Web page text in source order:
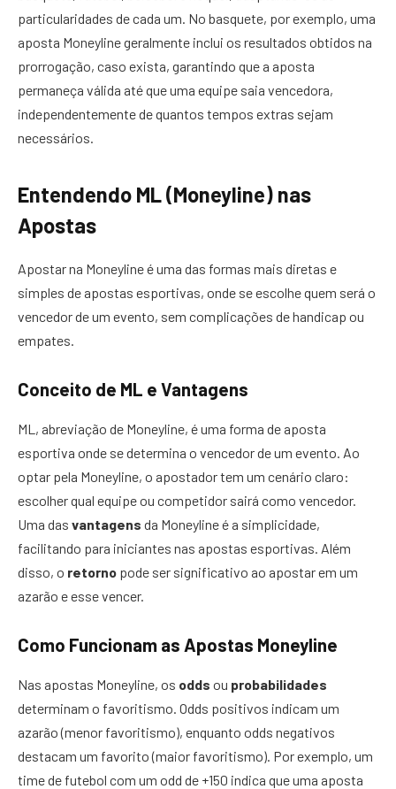
particularidades de cada um. No basquete, por exemplo, uma
aposta Moneyline geralmente inclui os resultados obtidos na
prorrogação, caso exista, garantindo que a aposta
permaneça válida até que uma equipe saia vencedora,
independentemente de quantos tempos extras sejam
necessários.
Entendendo ML (Moneyline) nas
Apostas
Apostar na Moneyline é uma das formas mais diretas e
simples de apostas esportivas, onde se escolhe quem será o
vencedor de um evento, sem complicações de handicap ou
empates.
Conceito de ML e Vantagens
ML, abreviação de Moneyline, é uma forma de aposta
esportiva onde se determina o vencedor de um evento. Ao
optar pela Moneyline, o apostador tem um cenário claro:
escolher qual equipe ou competidor sairá como vencedor.
Uma das vantagens da Moneyline é a simplicidade,
facilitando para iniciantes nas apostas esportivas. Além
disso, o retorno pode ser significativo ao apostar em um
azarão e esse vencer.
Como Funcionam as Apostas Moneyline
Nas apostas Moneyline, os odds ou probabilidades
determinam o favoritismo. Odds positivos indicam um
azarão (menor favoritismo), enquanto odds negativos
destacam um favorito (maior favoritismo). Por exemplo, um
time de futebol com um odd de +150 indica que uma aposta